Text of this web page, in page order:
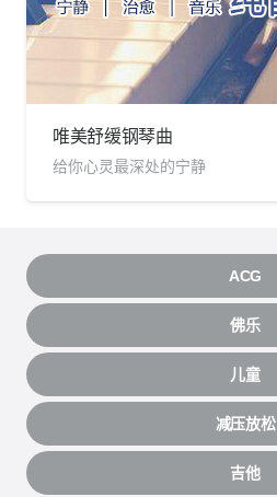
唯美舒缓钢琴曲
给你心灵最深处的宁静
ACG
佛乐
儿童
减压放松
吉他